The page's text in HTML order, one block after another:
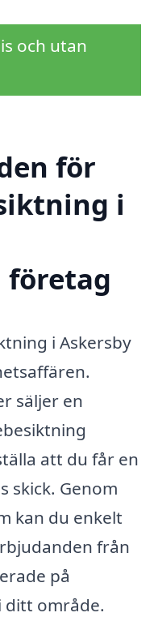
och utan
för
i
företag
i Askersby
säljer en
att du får en
skick. Genom
kan du enkelt
från
på
ditt område.